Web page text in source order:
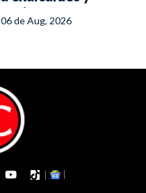
aspirantes
políticos con
06 de Aug, 2026